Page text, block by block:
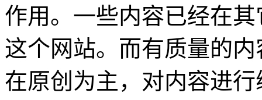
作用。一些内容已经在
这个网站。而有质量的
在原创为主，对内容进